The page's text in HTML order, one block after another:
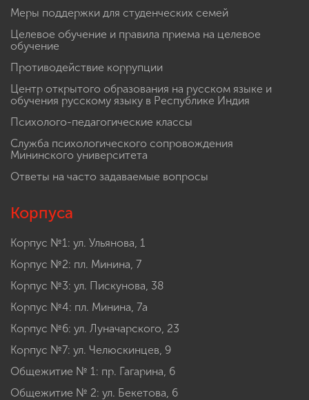
Меры поддержки для студенческих семей
Целевое обучение и правила приема на целевое
обучение
Противодействие коррупции
Центр открытого образования на русском языке и
обучения русскому языку в Республике Индия
Психолого-педагогические классы
Служба психологического сопровождения
Мининского университета
Ответы на часто задаваемые вопросы
Корпуса
Корпус №1: ул. Ульянова, 1
Корпус №2: пл. Минина, 7
Корпус №3: ул. Пискунова, 38
Корпус №4: пл. Минина, 7а
Корпус №6: ул. Луначарского, 23
Корпус №7: ул. Челюскинцев, 9
Общежитие № 1: пр. Гагарина, 6
Общежитие № 2: ул. Бекетова, 6